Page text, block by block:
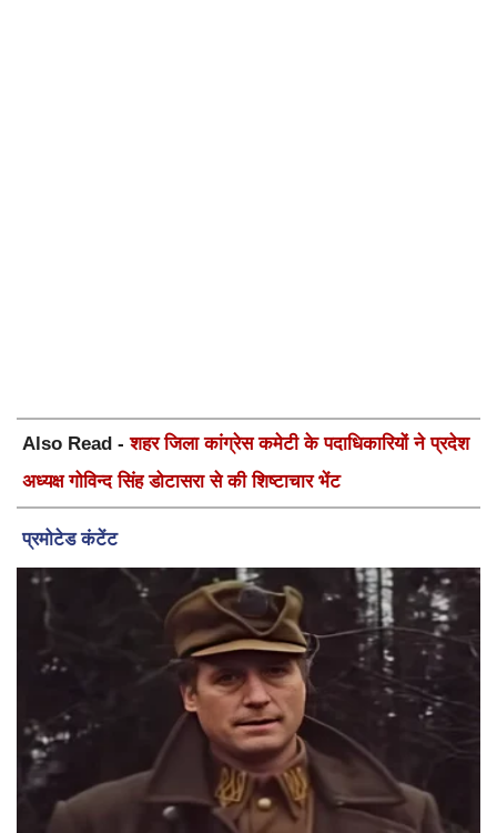
Also Read -शहर जिला कांग्रेस कमेटी के पदाधिकारियों ने प्रदेश
अध्यक्ष गोविन्द सिंह डोटासरा से की शिष्टाचार भेंट